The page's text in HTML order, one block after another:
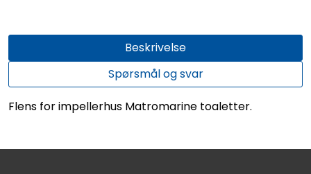
Beskrivelse
Spørsmål og svar
Flens for impellerhus Matromarine toaletter.
Outlet
Kampanje